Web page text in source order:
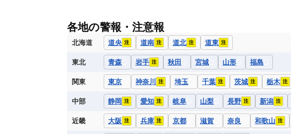
各地の警報・注意報
北海道 道央 注 道南 注 道北 注 道東 注
東北 青森 岩手 注 秋田 宮城 山形 福島
関東 東京 神奈川 注 埼玉 千葉 注 茨城 注 栃木 注
中部 静岡 注 愛知 注 岐阜 山梨 長野 注 新潟 注
近畿 大阪 注 兵庫 注 京都 滋賀 奈良 和歌山 注